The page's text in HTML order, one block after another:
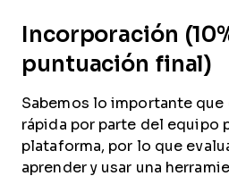
Incorporación
puntuación final)
Sabemos lo importante que
rápida por parte del equipo
plataforma, por lo que
aprender y usar una